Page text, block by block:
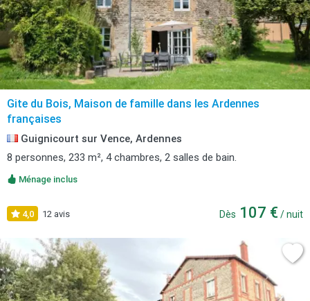
Gite du Bois, Maison de famille dans les Ardennes
françaises
Guignicourt sur Vence, Ardennes
8 personnes, 233 m², 4 chambres, 2 salles de bain.
Ménage inclus
4,0 12 avis Dès 107 € / nuit